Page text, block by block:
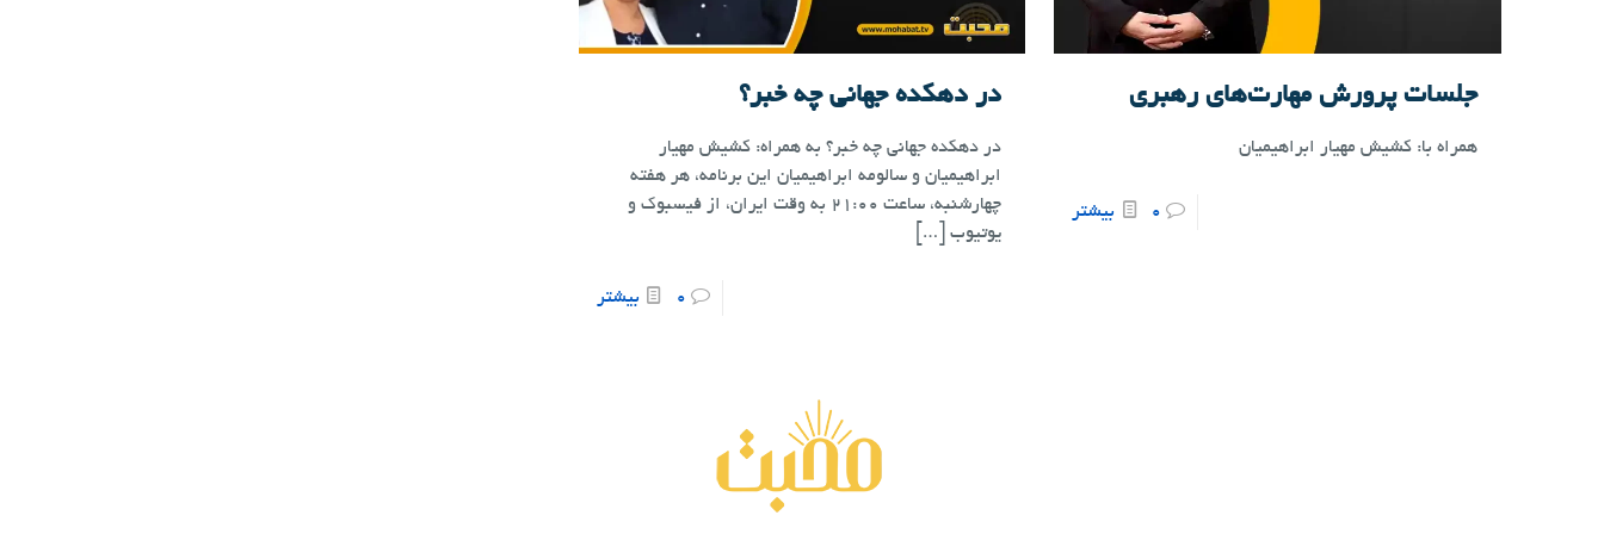
جلسات پرورش مهارت‌های رهبری
همراه با: کشیش مهیار ابراهیمیان
0 بیشتر
در دهکده جهانی چه خبر؟
در دهکده جهانی چه خبر؟ به همراه: کشیش مهیار
ابراهیمیان و سالومه ابراهیمیان این برنامه، هر هفته
چهارشنبه، ساعت ۲۱:۰۰ به وقت ایران، از فیسبوک و
یوتیوب[…]
0 بیشتر